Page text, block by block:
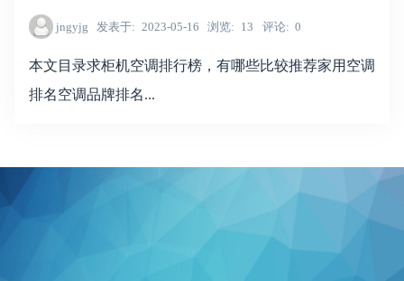
jngyjg 发表于 2023-05-16 浏览 13 评论 0
本文目录求柜机空调排行榜，有哪些比较推荐家用空调
排名空调品牌排名...